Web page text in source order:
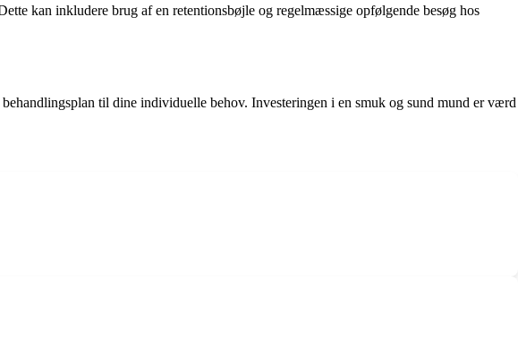
kan inkludere brug af en retentionsbøjle og regelmæssige opfølgende besøg hos
til dine individuelle behov. Investeringen i en smuk og sund mund er værd